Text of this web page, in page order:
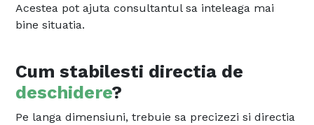
Acestea pot ajuta consultantul sa inteleaga mai
bine situatia.
Cum stabilesti directia de
deschidere?
Pe langa dimensiuni, trebuie sa precizezi si directia